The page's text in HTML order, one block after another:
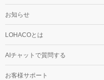
お知らせ
LOHACOとは
AIチャットで質問する
お客様サポート